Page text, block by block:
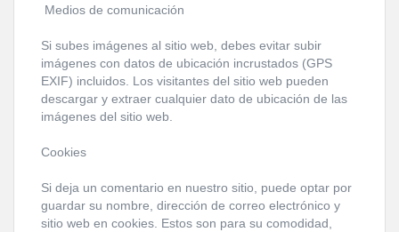
Medios de comunicación
Si subes imágenes al sitio web, debes evitar subir
imágenes con datos de ubicación incrustados (GPS
EXIF) incluidos. Los visitantes del sitio web pueden
descargar y extraer cualquier dato de ubicación de las
imágenes del sitio web.
Cookies
Si deja un comentario en nuestro sitio, puede optar por
guardar su nombre, dirección de correo electrónico y
sitio web en cookies. Estos son para su comodidad,